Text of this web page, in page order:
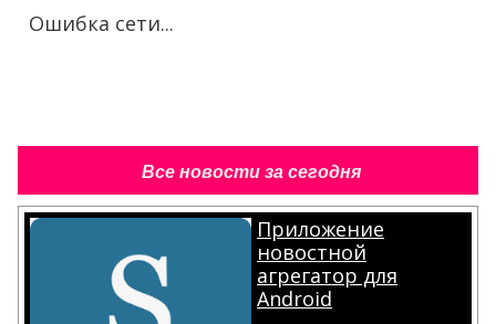
Ошибка сети...
Все новости за сегодня
Приложение
новостной
агрегатор для
Android